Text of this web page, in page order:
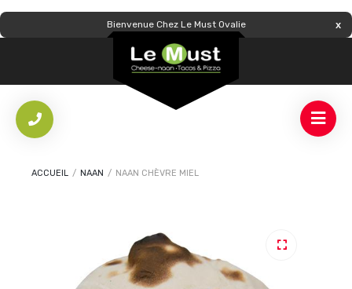
Bienvenue Chez Le Must Ovalie
ACCUEIL / NAAN / NAAN CHÈVRE MIEL